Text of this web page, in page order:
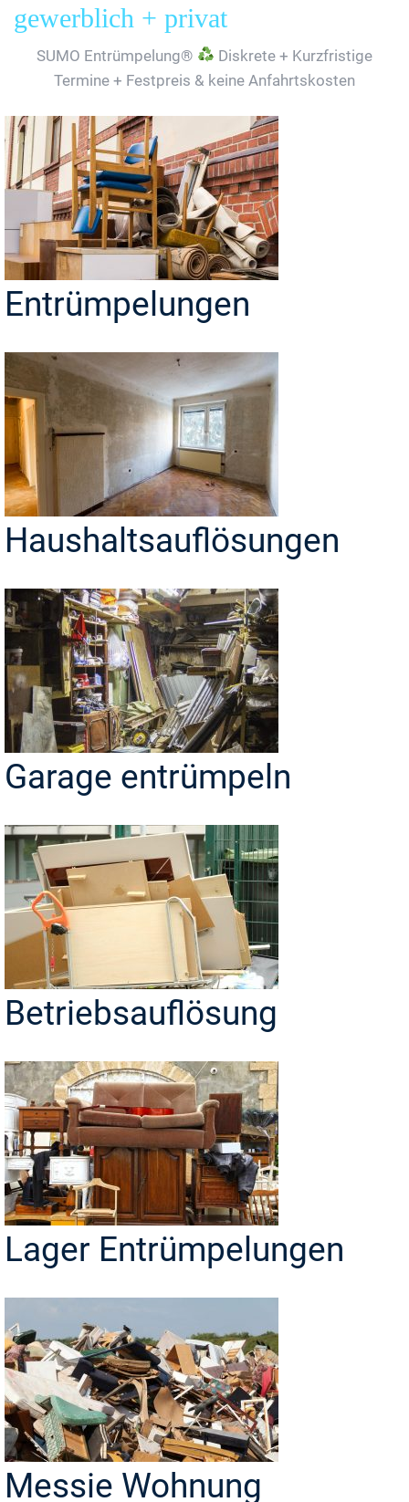
gewerblich + privat
SUMO Entrümpelung®
Diskrete + Kurzfristige
Termine + Festpreis & keine Anfahrtskosten
Entrümpelungen
Haushaltsauflösungen
Garage entrümpeln
Betriebsauflösung
Lager Entrümpelungen
Messie Wohnung